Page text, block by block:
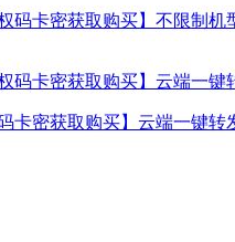
码卡密获取购买】不限制
卡密获取购买】云端一键